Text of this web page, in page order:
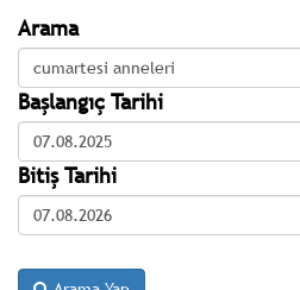
Arama
Başlangıç Tarihi
Bitiş Tarihi